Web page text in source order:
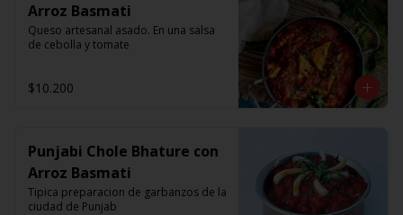
Arroz Basmati
Queso artesanal asado. En una salsa
de cebolla y tomate
$10.200
Punjabi Chole Bhature con
Arroz Basmati
Tipica preparacion de garbanzos de la
ciudad de Punjab